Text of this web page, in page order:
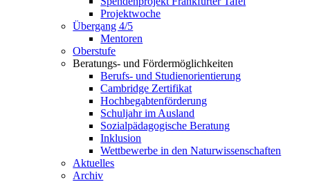
Projektwoche
Übergang 4/5
Mentoren
Oberstufe
Beratungs- und Fördermöglichkeiten
Berufs- und Studienorientierung
Cambridge Zertifikat
Hochbegabtenförderung
Schuljahr im Ausland
Sozialpädagogische Beratung
Inklusion
Wettbewerbe in den Naturwissenschaften
Aktuelles
Archiv